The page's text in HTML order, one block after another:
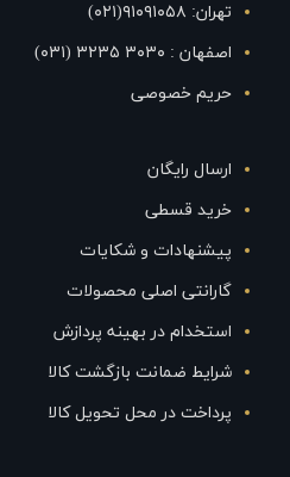
تهران: ۹۱۰۹۱۰۵۸(۰۲۱)
اصفهان : ۳۰۳۰ ۳۲۳۵ (۰۳۱)
حریم خصوصی
ارسال رایگان
خرید قسطی
پیشنهادات و شکایات
گارانتی اصلی محصولات
استخدام در بهینه پردازش
شرایط ضمانت بازگشت کالا
پرداخت در محل تحویل کالا